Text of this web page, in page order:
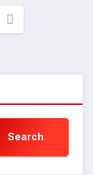
Search